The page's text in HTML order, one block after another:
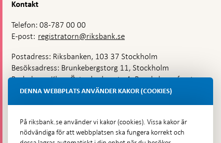
Kontakt
Telefon: 08-787 00 00
E-post: registratorn@riksbank.se
Postadress: Riksbanken, 103 37 Stockholm
Besöksadress: Brunkebergstorg 11, Stockholm
Budadress: Klara Östra kyrkogata 4, Brunkebergsfaret,
Lastplats 6
DENNA WEBBPLATS ANVÄNDER KAKOR (COOKIES)
På riksbank.se använder vi kakor (cookies). Vissa kakor är
nödvändiga för att webbplatsen ska fungera korrekt och